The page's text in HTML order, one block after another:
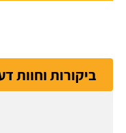
ביקורות וחוות